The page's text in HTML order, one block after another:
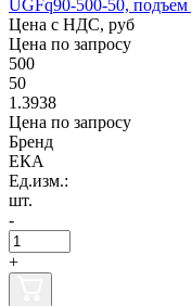
UGFq90-500-50,
Цена с НДС, руб
Цена по запросу
500
50
1.3938
Цена по запросу
Бренд
ЕКА
Ед.изм.:
шт.
-
+